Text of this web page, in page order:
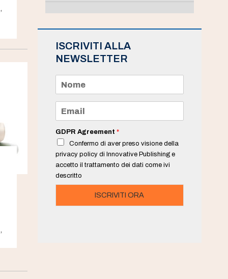
ISCRIVITI ALLA
NEWSLETTER
m
e
a
i
*
GDPR Agreement *
Confermo di aver preso visione della
privacy policy di Innovative Publishing e
accetto il trattamento dei dati come ivi
descritto
ISCRIVITI ORA